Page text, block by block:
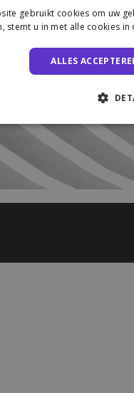
gebruikt cookies om uw
stemt u in met alle cookies
ALLES